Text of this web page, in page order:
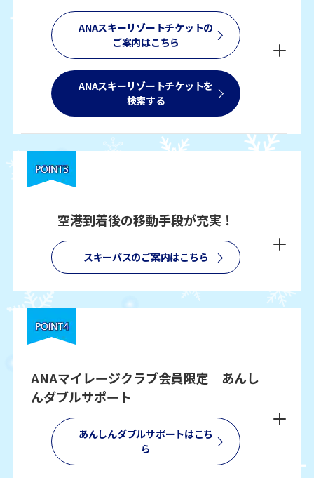
ANAスキーリゾートチケットの
ご案内はこちら
ANAスキーリゾートチケットを
検索する
空港到着後の移動手段が充実！
スキーバスのご案内はこちら
ANAマイレージクラブ会員限定 あんし
んダブルサポート
あんしんダブルサポートはこち
ら